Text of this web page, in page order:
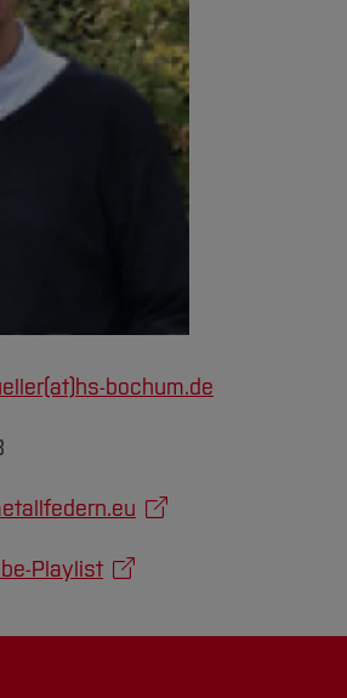
hs-bochum.de
Playlist